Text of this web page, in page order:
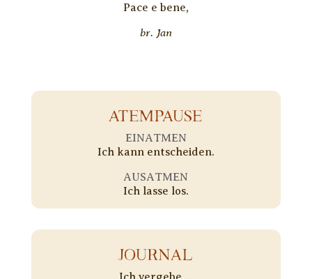
Pace e bene,
br. Jan
ATEMPAUSE
EINATMEN
Ich kann entscheiden.
AUSATMEN
Ich lasse los.
JOURNAL